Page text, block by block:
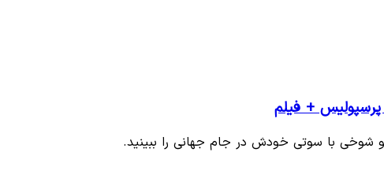
+ فیلم
و شوخی با سوتی خودش در جام جهانی را ببینید.